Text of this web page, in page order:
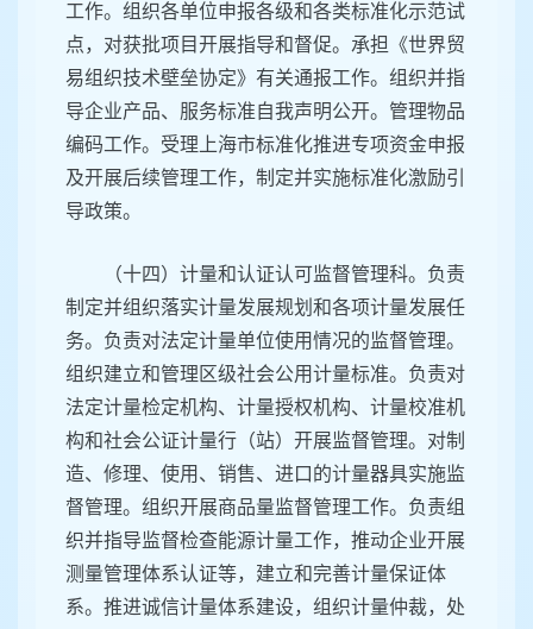
工作。组织各单位申报各级和各类标准化示范试
点，对获批项目开展指导和督促。承担《世界贸
易组织技术壁垒协定》有关通报工作。组织并指
导企业产品、服务标准自我声明公开。管理物品
编码工作。受理上海市标准化推进专项资金申报
及开展后续管理工作，制定并实施标准化激励引
导政策。
（十四）计量和认证认可监督管理科。负责
制定并组织落实计量发展规划和各项计量发展任
务。负责对法定计量单位使用情况的监督管理。
组织建立和管理区级社会公用计量标准。负责对
法定计量检定机构、计量授权机构、计量校准机
构和社会公证计量行（站）开展监督管理。对制
造、修理、使用、销售、进口的计量器具实施监
督管理。组织开展商品量监督管理工作。负责组
织并指导监督检查能源计量工作，推动企业开展
测量管理体系认证等，建立和完善计量保证体
系。推进诚信计量体系建设，组织计量仲裁，处